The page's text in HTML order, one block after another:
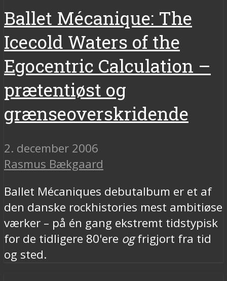
Ballet Mécanique: The
Icecold Waters of the
Egocentric Calculation –
prætentiøst og
grænseoverskridende
2. december 2006
Rasmus Bækgaard
Ballet Mécaniques debutalbum er et af
den danske rockhistories mest ambitiøse
værker – på én gang ekstremt tidstypisk
for de tidligere 80'ere ogfrigjort fra tid
og sted.